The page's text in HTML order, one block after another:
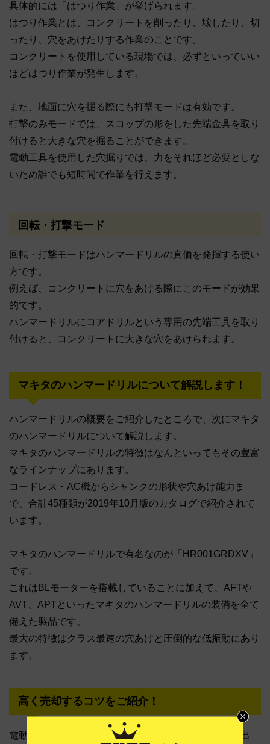
具体的には「はつり作業」が挙げられます。
はつり作業とは、コンクリートを削ったり、壊したり、切
ったり、穴をあけたりする作業のことです。
コンクリートを使用している現場では、必ずといっていい
ほどはつり作業が発生します。
また、地面に穴を掘る際にも打撃モードは有効です。
打撃のみモードでは、スコップの形をした先端金具を取り
付けると大きな穴を掘ることができます。
電動工具を使用した穴掘りでは、力をそれほど必要としな
いため誰でも短時間で作業を行えます。
回転・打撃モード
回転・打撃モードはハンマードリルの真価を発揮する使い
方です。
例えば、コンクリートに穴をあける際にこのモードが効果
的です。
ハンマードリルにコアドリルという専用の先端工具を取り
付けると、コンクリートに大きな穴をあけられます。
マキタのハンマードリルについて解説します！
ハンマードリルの概要をご紹介したところで、次にマキタ
のハンマードリルについて解説します。
マキタのハンマードリルの特徴はなんといってもその豊富
なラインナップにあります。
コードレス・AC機からシャンクの形状や穴あけ能力ま
で、合計45種類が2019年10月版のカタログで紹介されて
います。
マキタのハンマードリルで有名なのが「HR001GRDXV」
です。
これはBLモーターを搭載していることに加えて、AFTや
AVT、APTといったマキタのハンマードリルの装備を全て
備えた製品です。
最大の特徴はクラス最速の穴あけと圧倒的な低振動にあり
ます。
高く売却するコツをご紹介！
電動工具を高く売却するには「付属品も一緒に査定に出